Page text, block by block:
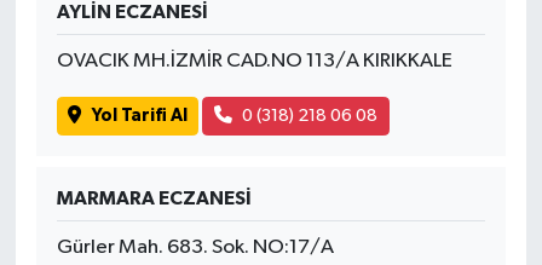
AYLİN ECZANESİ
OVACIK MH.İZMİR CAD.NO 113/A KIRIKKALE
Yol Tarifi Al 0 (318) 218 06 08
MARMARA ECZANESİ
Gürler Mah. 683. Sok. NO:17/A